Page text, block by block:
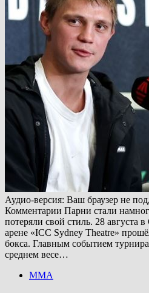
Аудио-версия: Ваш браузер не
Комментарии Парни стали
потеряли свой стиль. 28 августа
арене «ICC Sydney Theatre»
бокса. Главным событием
среднем весе…
ММА